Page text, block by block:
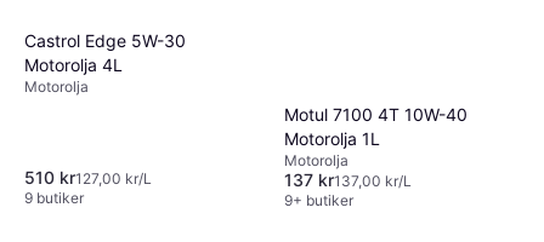
Castrol Edge 5W-30
Motorolja 4L
Motorolja
510 kr127,00 kr/L
9 butiker
Motul 7100 4T 10W-40
Motorolja 1L
Motorolja
137 kr137,00 kr/L
9+ butiker